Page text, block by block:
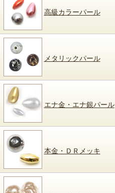
高級カラーパール
メタリックパール
エナ金・エナ銀パール
本金・ＤＲメッキ